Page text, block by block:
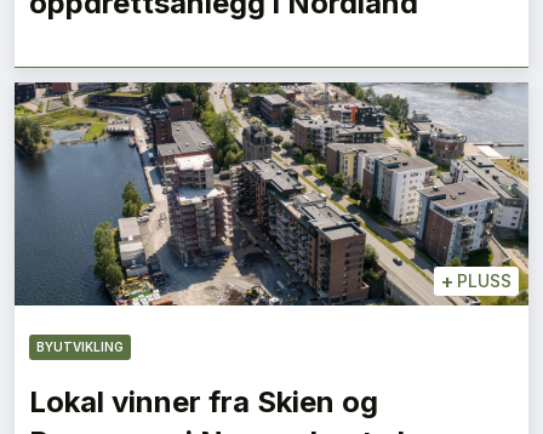
+ PLUSS
BYUTVIKLING
Lokal vinner fra Skien og